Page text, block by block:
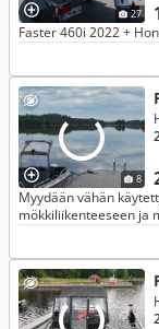
27
8
Myydään vähän
mökkiliikenteeseen ja